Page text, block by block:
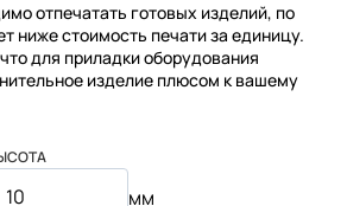
отпечатать готовых изделий, по
ниже стоимость печати за единицу.
для приладки оборудования
изделие плюсом к вашему
мм